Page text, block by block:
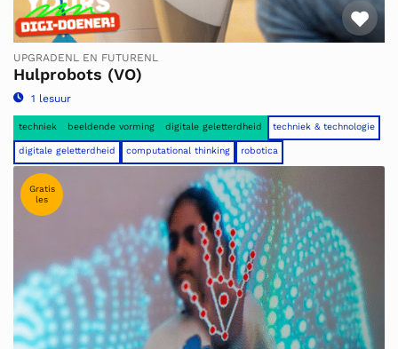
UPGRADENL EN FUTURENL
Hulprobots (VO)
1 lesuur
techniek beeldende vorming digitale geletterdheid techniek & technologie
digitale geletterdheid computational thinking robotica
Gratis
les